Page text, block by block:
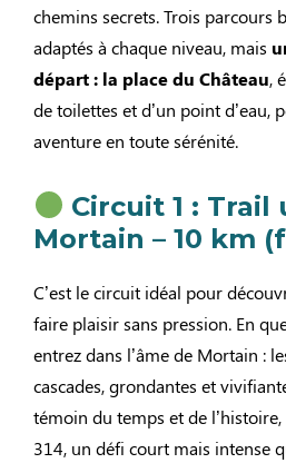
chemins secrets. Trois parcours
adaptés à chaque niveau, mais
départ : la place du Château,
de toilettes et d’un point d’eau,
aventure en toute sérénité.
Circuit 1 : Trail
Mortain – 10 km
C’est le circuit idéal pour
faire plaisir sans pression. En
entrez dans l’âme de Mortain :
cascades, grondantes et
témoin du temps et de
314, un défi court mais intense